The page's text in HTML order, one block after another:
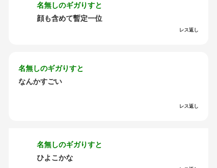
名無しのギガりすと
顔も含めて暫定一位
レス返し
名無しのギガりすと
なんかすごい
レス返し
名無しのギガりすと
ひよこかな